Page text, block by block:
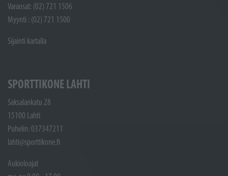
Varaosat: (02) 721 1506
Myynti : (02) 721 1500
Sijainti kartalla
SPORTTIKONE LAHTI
Saksalankatu 28
15100 Lahti
Puhelin: 037347211
lahti@sporttikone.fi
Aukioloajat